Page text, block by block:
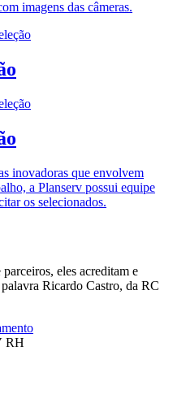
imagens das câmeras.
inovadoras que envolvem
a Planserv possui equipe
os selecionados.
eles acreditam e
Ricardo Castro, da RC